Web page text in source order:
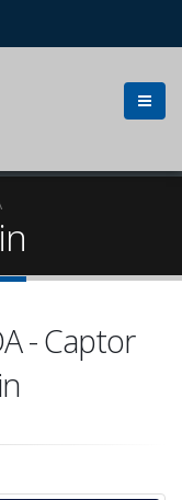
- Captor